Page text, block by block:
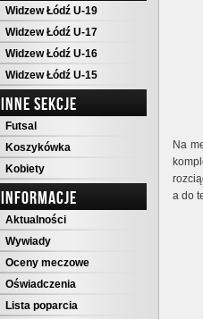
Widzew Łódź U-19
Widzew Łódź U-17
Widzew Łódź U-16
Widzew Łódź U-15
INNE SEKCJE
Futsal
Koszykówka
Kobiety
INFORMACJE
Aktualności
Wywiady
Oceny meczowe
Oświadczenia
Lista poparcia
Na
a do